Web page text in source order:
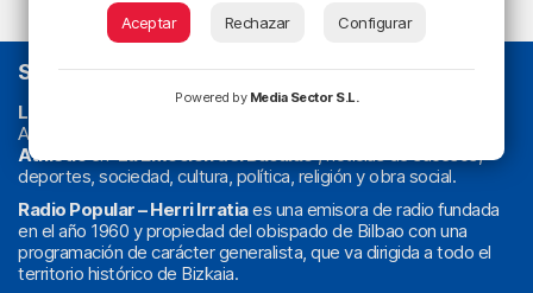
SOBRE NOSOTROS
La radio sin cadenas
. Desde 1960 haciendo radio en Bilbao.
Actualidad y
Athletic
deportes, sociedad, cultura, política, religión y obra social.
Radio Popular – Herri Irratiaes una emisora de radio fundada
en el año 1960 y propiedad del obispado de Bilbao con una
programación de carácter generalista, que va dirigida a todo el
territorio histórico de Bizkaia.
Aceptar Rechazar Configurar
Powered by Media Sector S.L.